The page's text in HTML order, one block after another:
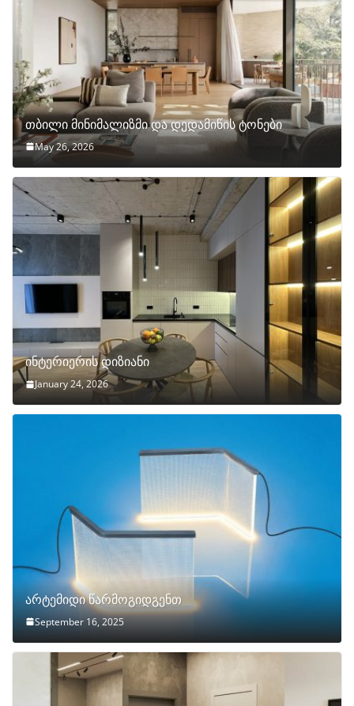
თბილი მინიმალიზმი და დედამიწის ტონები
May 26, 2026
ინტერიერის დიზიანი
January 24, 2026
არტემიდი წარმოგიდგენთ
September 16, 2025